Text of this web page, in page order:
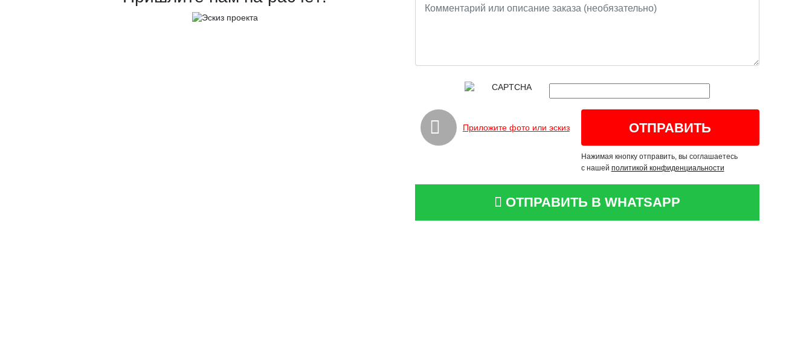
Приложите фото или эскиз
Нажимая кнопку отправить, вы соглашаетесь
с нашей политикой конфиденциальности
ОТПРАВИТЬ В WHATSAPP